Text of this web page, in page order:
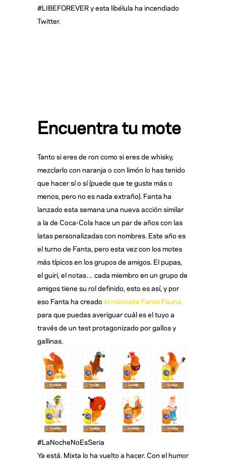
#LIBEFOREVER y esta libélula ha incendiado
Twitter.
Encuentra tu mote
Tanto si eres de ron como si eres de whisky,
mezclarlo con naranja o con limón lo has tenido
que hacer sí o sí (puede que te guste más o
menos, pero no es nada extraño). Fanta ha
lanzado esta semana una nueva acción similar
a la de Coca-Cola hace un par de años con las
latas personalizadas con nombres. Este año es
el turno de Fanta, pero esta vez con los motes
más típicos en los grupos de amigos. El pupas,
el guiri, el notas… cada miembro en un grupo de
amigos tiene su rol definido, esto es así, y por
eso Fanta ha creado el microsite Fanta Fauna
para que puedas averiguar cuál es el tuyo a
través de un test protagonizado por gallos y
gallinas.
#LaNocheNoEsSeria
Ya está. Mixta lo ha vuelto a hacer. Con el humor